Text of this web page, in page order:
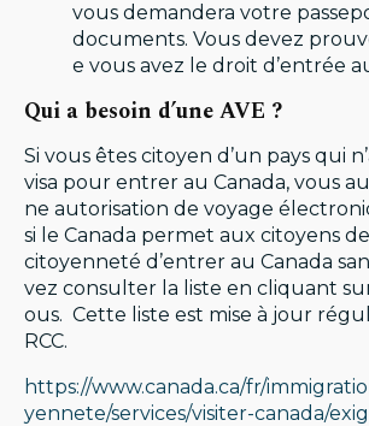
vous demandera votre
documents. Vous devez
e vous avez le droit d’entrée
Qui a besoin d’une AVE ?
Si vous êtes citoyen d’un pays qui
visa pour entrer au Canada, vous
ne autorisation de voyage
si le Canada permet aux citoyens
citoyenneté d’entrer au Canada
vez consulter la liste en cliquant
ous. Cette liste est mise à jour
RCC.
https://www.canada.ca/fr/
yennete/services/visiter-canada/